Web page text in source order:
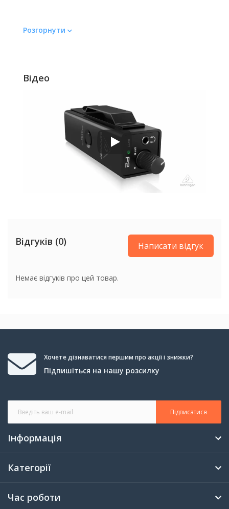
Розгорнути
Відео
Відгуків (0) Написати відгук
Немає відгуків про цей товар.
Хочете дізнаватися першим про акції і знижки?
Підпишіться на нашу розсилку
Підписатися
Інформація
Категорії
Час роботи